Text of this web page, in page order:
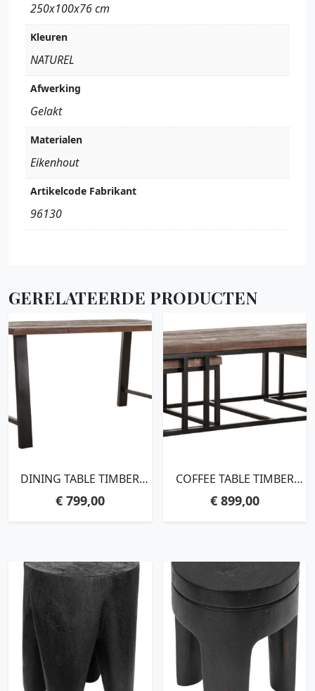
250x100x76 cm
Kleuren
NATUREL
Afwerking
Gelakt
Materialen
Eikenhout
Artikelcode Fabrikant
96130
GERELATEERDE PRODUCTEN
DINING TABLE TIMBER
CM, MIXED WOOD
€799,00
COFFEE TABLE TIMBER
3,35X120X60 CM /
€ 899,00